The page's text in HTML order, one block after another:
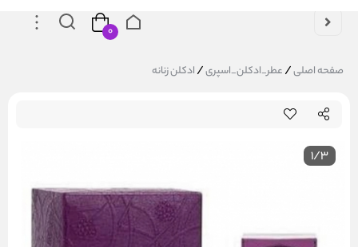
۰
صفحه اصلی/عطر_ادکلن_اسپری/ادکلن زنانه